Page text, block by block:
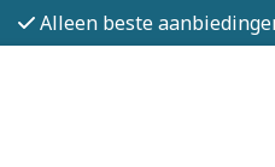
Alleen beste